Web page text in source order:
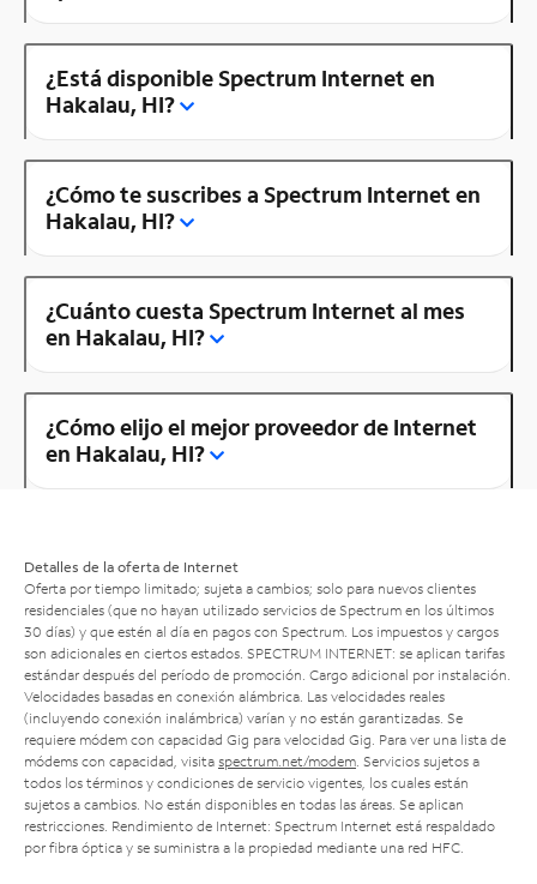
¿Está disponible Spectrum Internet en
Hakalau, HI?
¿Cómo te suscribes a Spectrum Internet en
Hakalau, HI?
¿Cuánto cuesta Spectrum Internet al mes
en Hakalau, HI?
¿Cómo elijo el mejor proveedor de Internet
en Hakalau, HI?
Detalles de la oferta de Internet
Oferta por tiempo limitado; sujeta a cambios; solo para nuevos clientes
residenciales (que no hayan utilizado servicios de Spectrum en los últimos
30 días) y que estén al día en pagos con Spectrum. Los impuestos y cargos
son adicionales en ciertos estados. SPECTRUM INTERNET: se aplican tarifas
estándar después del período de promoción. Cargo adicional por instalación.
Velocidades basadas en conexión alámbrica. Las velocidades reales
(incluyendo conexión inalámbrica) varían y no están garantizadas. Se
requiere módem con capacidad Gig para velocidad Gig. Para ver una lista de
módems con capacidad, visita spectrum.net/modem . Servicios sujetos a
todos los términos y condiciones de servicio vigentes, los cuales están
sujetos a cambios. No están disponibles en todas las áreas. Se aplican
restricciones. Rendimiento de Internet: Spectrum Internet está respaldado
por fibra óptica y se suministra a la propiedad mediante una red HFC.